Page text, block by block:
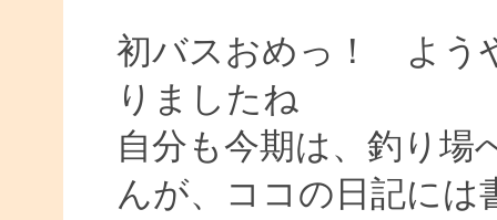
初バスおめっ！ よう
りましたね
自分も今期は、釣り場
んが、ココの日記には